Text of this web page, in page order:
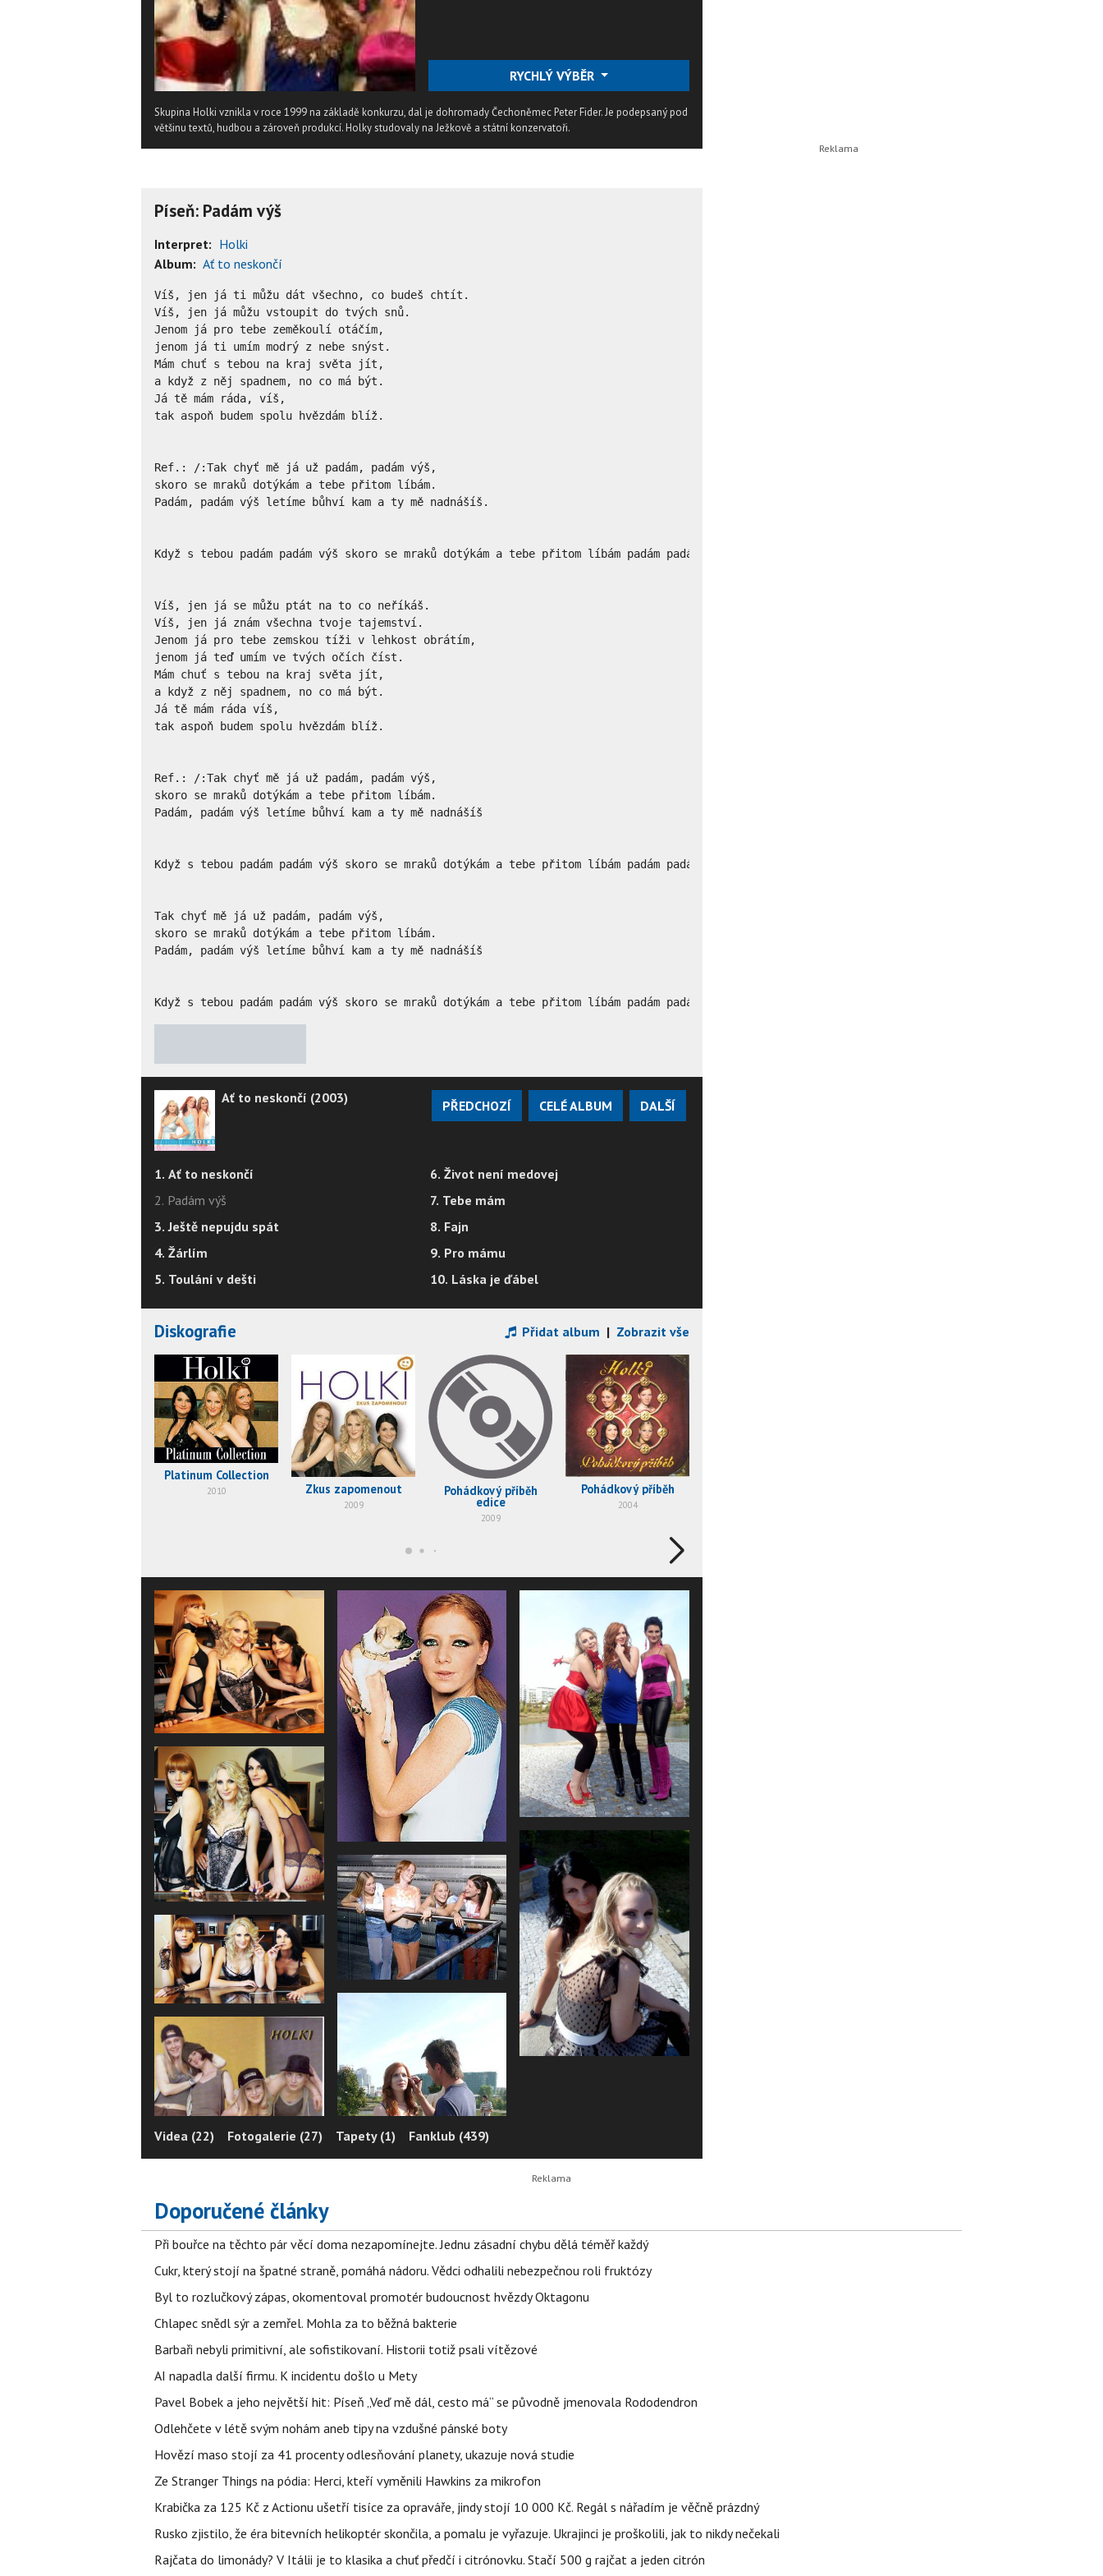
RYCHLÝ VÝBĚR
Skupina Holki vznikla v roce 1999 na základě konkurzu, dal je dohromady Čechoněmec Peter Fider. Je podepsaný pod
většinu textů, hudbou a zároveň produkcí. Holky studovaly na Ježkově a státní konzervatoři.
Píseň: Padám výš
Interpret: Holki
Album: Ať to neskončí
Víš, jen já ti můžu dát všechno, co budeš chtít.
Víš, jen já můžu vstoupit do tvých snů.
Jenom já pro tebe zeměkoulí otáčím,
jenom já ti umím modrý z nebe snýst.
Mám chuť s tebou na kraj světa jít,
a když z něj spadnem, no co má být.
Já tě mám ráda, víš,
tak aspoň budem spolu hvězdám blíž.
Ref.: /:Tak chyť mě já už padám, padám výš,
skoro se mraků dotýkám a tebe přitom líbám.
Padám, padám výš letíme bůhví kam a ty mě nadnášíš.
Když s tebou padám padám výš skoro se mraků dotýkám a tebe přitom líbám padám padám výš letíme bůhví kam a ty mě nadnášíš
Víš, jen já se můžu ptát na to co neříkáš.
Víš, jen já znám všechna tvoje tajemství.
Jenom já pro tebe zemskou tíži v lehkost obrátím,
jenom já teď umím ve tvých očích číst.
Mám chuť s tebou na kraj světa jít,
a když z něj spadnem, no co má být.
Já tě mám ráda víš,
tak aspoň budem spolu hvězdám blíž.
Ref.: /:Tak chyť mě já už padám, padám výš,
skoro se mraků dotýkám a tebe přitom líbám.
Padám, padám výš letíme bůhví kam a ty mě nadnášíš
Když s tebou padám padám výš skoro se mraků dotýkám a tebe přitom líbám padám padám výš letíme bůhví kam a ty mě nadnášíš
Tak chyť mě já už padám, padám výš,
skoro se mraků dotýkám a tebe přitom líbám.
Padám, padám výš letíme bůhví kam a ty mě nadnášíš
Když s tebou padám padám výš skoro se mraků dotýkám a tebe přitom líbám padám padám výš letíme bůhví kam a ty mě nadnášíš
Ať to neskončí (2003) PŘEDCHOZÍ CELÉ ALBUM DALŠÍ
1. Ať to neskončí
2. Padám výš
3. Ještě nepujdu spát
4. Žárlím
5. Toulání v dešti
6. Život není medovej
7. Tebe mám
8. Fajn
9. Pro mámu
10. Láska je ďábel
Diskografie Přidat album | Zobrazit vše
Platinum Collection
2010 Zkus zapomenout
2009
Pohádkový příběh
edice
2009
Pohádkový příběh
2004
Videa (22) Fotogalerie (27) Tapety (1) Fanklub (439)
Doporučené články
Při bouřce na těchto pár věcí doma nezapomínejte. Jednu zásadní chybu dělá téměř každý
Cukr, který stojí na špatné straně, pomáhá nádoru. Vědci odhalili nebezpečnou roli fruktózy
Byl to rozlučkový zápas, okomentoval promotér budoucnost hvězdy Oktagonu
Chlapec snědl sýr a zemřel. Mohla za to běžná bakterie
Barbaři nebyli primitivní, ale sofistikovaní. Historii totiž psali vítězové
AI napadla další firmu. K incidentu došlo u Mety
Pavel Bobek a jeho největší hit: Píseň „Veď mě dál, cesto má“ se původně jmenovala Rododendron
Odlehčete v létě svým nohám aneb tipy na vzdušné pánské boty
Hovězí maso stojí za 41 procenty odlesňování planety, ukazuje nová studie
Ze Stranger Things na pódia: Herci, kteří vyměnili Hawkins za mikrofon
Krabička za 125 Kč z Actionu ušetří tisíce za opraváře, jindy stojí 10 000 Kč. Regál s nářadím je věčně prázdný
Rusko zjistilo, že éra bitevních helikoptér skončila, a pomalu je vyřazuje. Ukrajinci je proškolili, jak to nikdy nečekali
Rajčata do limonády? V Itálii je to klasika a chuť předčí i citrónovku. Stačí 500 g rajčat a jeden citrón